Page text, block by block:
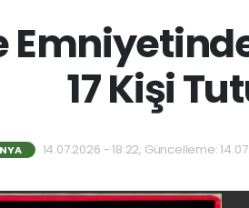
17 Kişi
14.07.2026 - 18:22, Güncelleme: